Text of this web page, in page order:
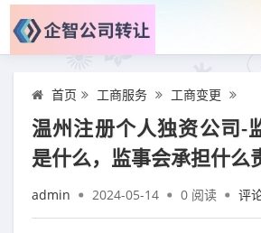
首页 工商服务 工商变更
温州注册个人独资公司-
是什么，监事会承担什么
admin 2024-05-14 0 阅读 评